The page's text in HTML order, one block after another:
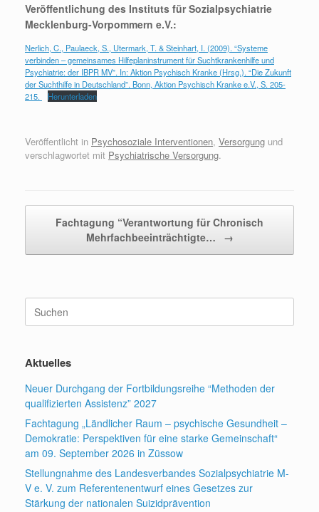
Veröffentlichung des Instituts für Sozialpsychiatrie
Mecklenburg-Vorpommern e.V.:
Nerlich, C., Paulaeck, S., Utermark, T. & Steinhart, I. (2009). “Systeme
verbinden – gemeinsames Hilfeplaninstrument für Suchtkrankenhilfe und
Psychiatrie: der IBPR MV”. In: Aktion Psychisch Kranke (Hrsg.). “Die Zukunft
der Suchthilfe in Deutschland”. Bonn, Aktion Psychisch Kranke e.V., S. 205-
215.
Herunterladen
Veröffentlicht in Psychosoziale Interventionen, Versorgung und
verschlagwortet mit Psychiatrische Versorgung.
Fachtagung “Verantwortung für Chronisch
Mehrfachbeeinträchtigte…
→
Suchen
nach:
Aktuelles
Neuer Durchgang der Fortbildungsreihe “Methoden der
qualifizierten Assistenz” 2027
Fachtagung „Ländlicher Raum – psychische Gesundheit –
Demokratie: Perspektiven für eine starke Gemeinschaft“
am 09. September 2026 in Züssow
Stellungnahme des Landesverbandes Sozialpsychiatrie M-
V e. V. zum Referentenentwurf eines Gesetzes zur
Stärkung der nationalen Suizidprävention